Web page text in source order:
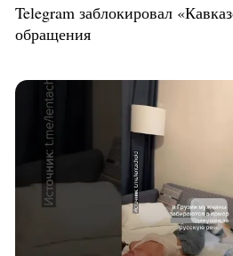
Telegram заблокировал
обращения